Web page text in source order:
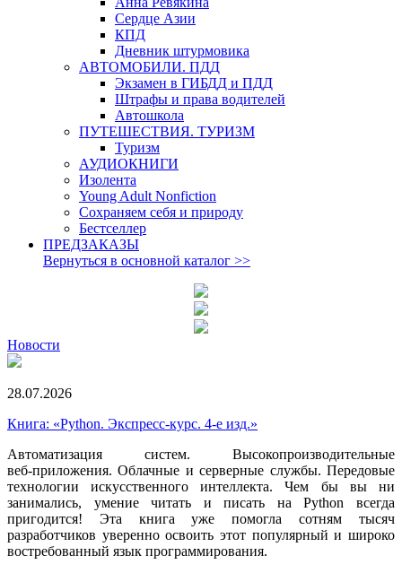
Сердце Азии
КПД
Дневник штурмовика
АВТОМОБИЛИ. ПДД
Экзамен в ГИБДД и ПДД
Штрафы и права водителей
Автошкола
ПУТЕШЕСТВИЯ. ТУРИЗМ
Туризм
АУДИОКНИГИ
Изолента
Young Adult Nonfiction
Сохраняем себя и природу
Бестселлер
ПРЕДЗАКАЗЫ
Вернуться в основной каталог >>
Новости
28.07.2026
Книга: «Python. Экспресс‑курс. 4-е изд.»
Автоматизация систем. Высокопроизводительные
веб‑приложения. Облачные и серверные службы. Передовые
технологии искусственного интеллекта. Чем бы вы ни
занимались, умение читать и писать на Python всегда
пригодится! Эта книга уже помогла сотням тысяч
разработчиков уверенно освоить этот популярный и широко
востребованный язык программирования.